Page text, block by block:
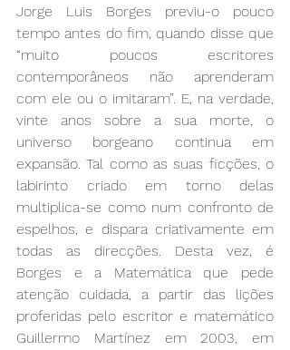
Jorge Luis Borges previu-o pouco
tempo antes do fim, quando disse que
“muito poucos escritores
contemporâneos não aprenderam
com ele ou o imitaram”. E, na verdade,
vinte anos sobre a sua morte, o
universo borgeano continua em
expansão. Tal como as suas ficções, o
labirinto criado em torno delas
multiplica-se como num confronto de
espelhos, e dispara criativamente em
todas as direcções. Desta vez, é
Borges e a Matemática que pede
atenção cuidada, a partir das lições
proferidas pelo escritor e matemático
Guillermo Martínez em 2003, em